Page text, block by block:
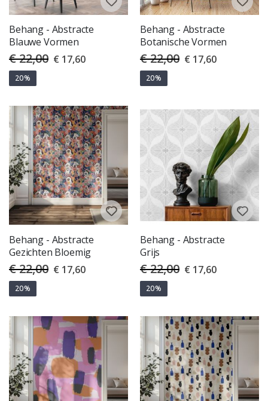
Behang - Abstracte
Blauwe Vormen
€ 22,00 Special
Price
€ 17,60
20%
Behang - Abstracte
Botanische Vormen
€ 22,00 Special
Price
€ 17,60
20%
Behang - Abstracte
Gezichten Bloemig
€ 22,00 Special
Price
€ 17,60
20%
Behang - Abstracte
Grijs
€ 22,00 Special
Price
€ 17,60
20%